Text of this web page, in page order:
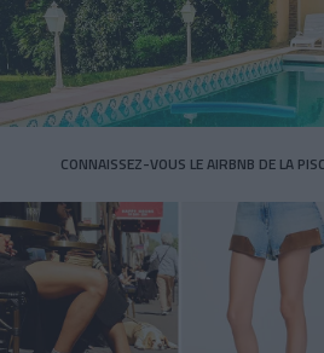
CONNAISSEZ-VOUS LE AIRBNB DE LA